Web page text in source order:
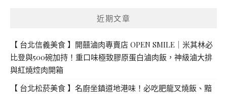
近期文章
【 台北信義美食 】開囍滷肉專賣店 OPEN SMILE｜米其林必
比登與500碗加持！重口味極致膠原蛋白滷肉飯，神級滷大排
與紅燒焢肉開箱
【 台北松菸美食 】名廚坐鎮道地港味！必吃肥龍叉燒飯、黯